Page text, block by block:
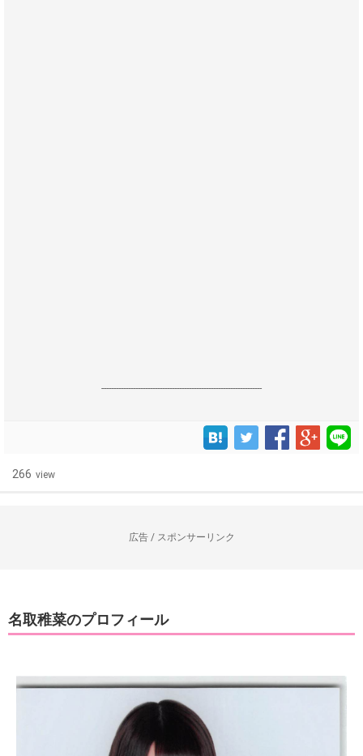
------------------------------------------------------------------
266 view
広告 / スポンサーリンク
名取稚菜のプロフィール